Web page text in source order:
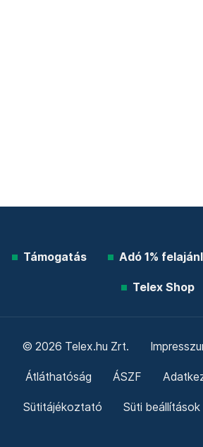
Támogatás Adó 1%
Telex Shop
© 2026 Telex.hu Zrt.
Átláthatóság ÁSZF
Sütitájékoztató Süti beállítások